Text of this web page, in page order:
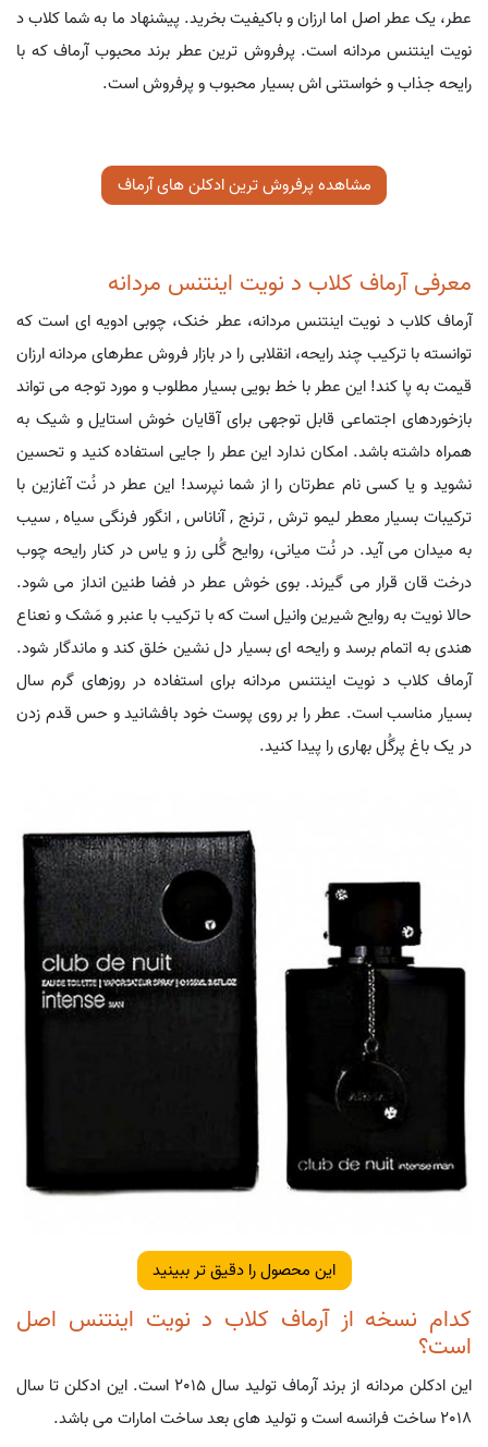
عطر، یک عطر اصل اما ارزان و باکیفیت بخرید. پیشنهاد ما به شما کلاب د
نویت اینتنس مردانه است. پرفروش ترین عطر برند محبوب آرماف که با
رایحه جذاب و خواستنی اش بسیار محبوب و پرفروش است.
مشاهده پرفروش ترین ادکلن های آرماف
معرفی آرماف کلاب د نویت اینتنس مردانه
آرماف کلاب د نویت اینتنس مردانه، عطر خنک، چوبی ادویه ای است که
توانسته با ترکیب چند رایحه، انقلابی را در بازار فروش عطرهای مردانه ارزان
قیمت به پا کند! این عطر با خط بویی بسیار مطلوب و مورد توجه می تواند
بازخوردهای اجتماعی قابل توجهی برای آقایان خوش استایل و شیک به
همراه داشته باشد. امکان ندارد این عطر را جایی استفاده کنید و تحسین
نشوید و یا کسی نام عطرتان را از شما نپرسد! این عطر در نُت آغازین با
ترکیبات بسیار معطر لیمو ترش , ترنج , آناناس , انگور فرنگی سیاه , سیب
به میدان می آید. در نُت میانی، روایح گُلی رز و یاس در کنار رایحه چوب
درخت قان قرار می گیرند. بوی خوش عطر در فضا طنین انداز می شود.
حالا نویت به روایح شیرین وانیل است که با ترکیب با عنبر و مَشک و نعناع
هندی به اتمام برسد و رایحه ای بسیار دل نشین خلق کند و ماندگار شود.
آرماف کلاب د نویت اینتنس مردانه برای استفاده در روزهای گرم سال
بسیار مناسب است. عطر را بر روی پوست خود بافشانید و حس قدم زدن
در یک باغ پرگُل بهاری را پیدا کنید.
این محصول را دقیق تر ببینید
کدام نسخه از آرماف کلاب د نویت اینتنس اصل
است؟
این ادکلن مردانه از برند آرماف تولید سال 2015 است. این ادکلن تا سال
۲۰۱۸ ساخت فرانسه است و تولید های بعد ساخت امارات می باشد.